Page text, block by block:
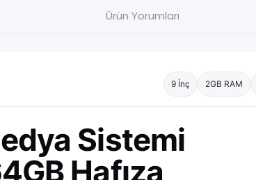
Ürün Yorumları
9 İnç 2GB RAM
Sistemi
Hafıza